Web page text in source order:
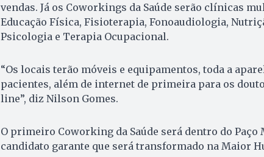
vendas. Já os Coworkings da Saúde serão clínicas
Educação Física, Fisioterapia, Fonoaudiologia,
Psicologia e Terapia Ocupacional.
“Os locais terão móveis e equipamentos, toda a
pacientes, além de internet de primeira para os
line”, diz Nilson Gomes.
O primeiro Coworking da Saúde será dentro do
candidato garante que será transformado na Maior